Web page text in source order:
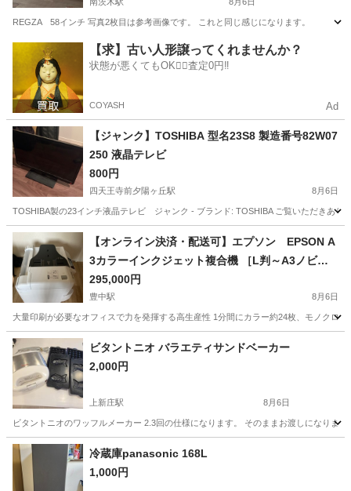
REGZA 58インチ 写真2枚目は参考画像です。 これと同じ感じになります。
南茨木駅 テレビ
【求】古い人形譲ってくれませんか？
状態が悪くてもOK🙆‍♀️査定0円‼️
COYASH Ad
【ジャンク】TOSHIBA 型名23S8 製造番号82W07
250 液晶テレビ
800円
四天王寺前夕陽ヶ丘駅 8月6日
TOSHIBA製の23インチ液晶テレビ ジャンク - ブランド: TOSHIBA ご覧いただきあり
大阪 大阪市 四天王寺前夕陽ヶ丘駅 テレビ
【オンライン決済・配送可】エプソン EPSON A
3カラーインクジェット複合機 ［L判～A3ノビ］ P
X-M7120F
295,000円
豊中駅 8月6日
大量印刷が必要なオフィスで力を発揮する高生産性 1分間にカラー約24枚、モノクロ
大阪 豊中市 豊中駅 その他
ビタントニオ バラエティサンドベーカー
2,000円
上新庄駅 8月6日
ビタントニオのワッフルメーカー 2.3回の仕様になります。 そのままお渡しになりま
大阪 大阪市 上新庄駅
冷蔵庫panasonic 168L
1,000円